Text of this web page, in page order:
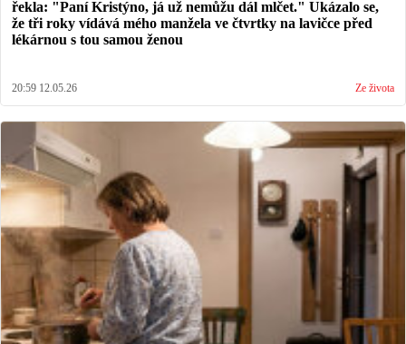
řekla: "Paní Kristýno, já už nemůžu dál mlčet." Ukázalo se,
že tři roky vídává mého manžela ve čtvrtky na lavičce před
lékárnou s tou samou ženou
20:59 12.05.26 Ze života